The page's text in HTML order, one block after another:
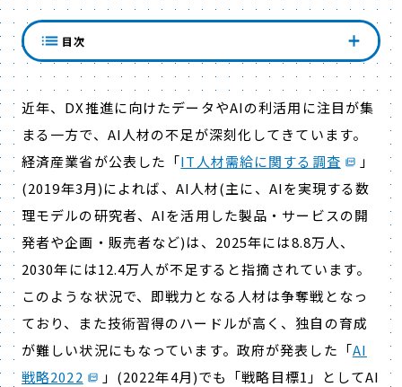
AI人材不足の現状
近年、DX推進に向けたデータやAIの利活用に注目が集
まる一方で、AI人材の不足が深刻化してきています。
経済産業省が公表した「IT人材需給に関する調査
」
(2019年3月)によれば、AI人材(主に、AIを実現する数
理モデルの研究者、AIを活用した製品・サービスの開
発者や企画・販売者など)は、2025年には8.8万人、
2030年には12.4万人が不足すると指摘されています。
このような状況で、即戦力となる人材は争奪戦となっ
ており、また技術習得のハードルが高く、独自の育成
が難しい状況にもなっています。政府が発表した「AI
戦略2022
」(2022年4月)でも「戦略目標1」としてAI
目次